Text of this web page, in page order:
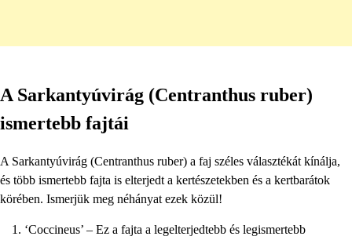
A Sarkantyúvirág (Centranthus ruber)
ismertebb fajtái
A Sarkantyúvirág (Centranthus ruber) a faj széles választékát kínálja,
és több ismertebb fajta is elterjedt a kertészetekben és a kertbarátok
körében. Ismerjük meg néhányat ezek közül!
‘Coccineus’ – Ez a fajta a legelterjedtebb és legismertebb